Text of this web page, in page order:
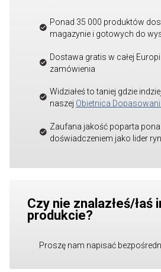
Ponad 35 000 produktów
magazynie i gotowych do
Dostawa gratis w całej
zamówienia
Widziałeś to taniej gdzie
naszej Obietnica
Zaufana jakość poparta
doświadczeniem jako lider
Czy nie znalazłeś/łaś
produkcie?
Proszę nam napisać